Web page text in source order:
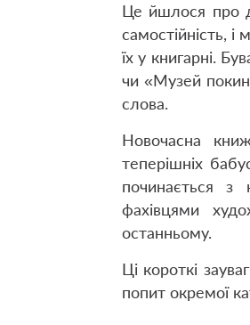
Це йшлося про
самостійність,
їх у книгарні.
чи «Музей
слова.
Новочасна
теперішніх
починається з
фахівцями
останньому.
Ці короткі
попит окремої